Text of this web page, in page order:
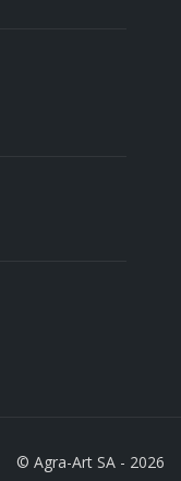
© Agra-Art SA - 2026